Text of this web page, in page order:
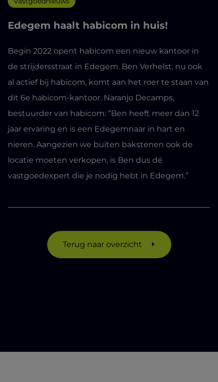
Edegem haalt habicom in huis!
Begin 2022 opent habicom een nieuw kantoor in
de strijdersstraat in Edegem. Ben Verhelst, nu ook
al actief bij habicom, komt aan het roer te staan van
dit 6e habicom-kantoor. Naranjo Decamps,
bestuurder van habicom: “Ben heeft meer dan 12
jaar ervaring en is een Edegemnaar in hart en
nieren. Aangezien we buiten bakstenen ook de
locatie moeten verkopen, is Ben dus dé
vastgoedexpert die je nodig hebt in Edegem.”
Terug naar overzicht